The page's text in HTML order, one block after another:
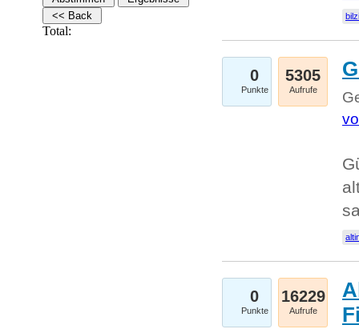
Total:
0
Punkte
5305
Aufrufe
0
Punkte
16229
Aufrufe